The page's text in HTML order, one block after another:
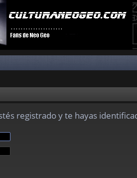
registrado y te hayas